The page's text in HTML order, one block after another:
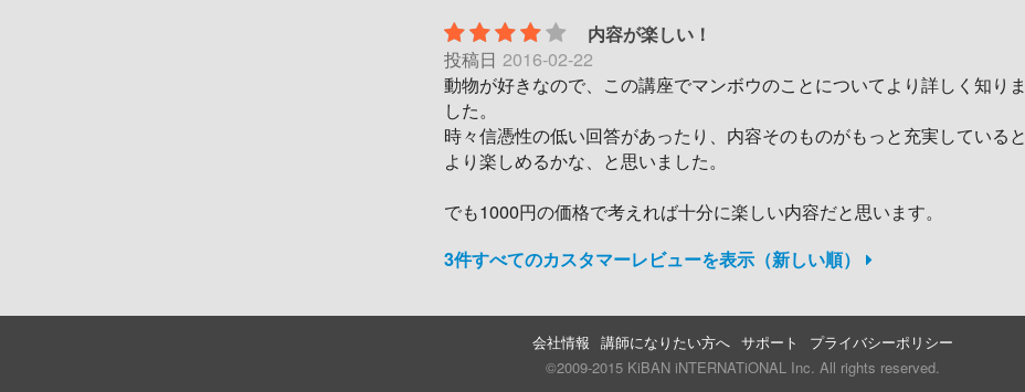
内容が楽しい！
投稿日 2016-02-22
動物が好きなので、この講座でマンボウのことについてより詳しく知りま
した。
時々信憑性の低い回答があったり、内容そのものがもっと充実していると
より楽しめるかな、と思いました。
でも1000円の価格で考えれば十分に楽しい内容だと思います。
3件すべてのカスタマーレビューを表示（新しい順）
会社情報 講師になりたい方へ サポート
プライバシーポリシー
©2009-2015 KiBAN iNTERNATiONAL Inc. All rights reserved.